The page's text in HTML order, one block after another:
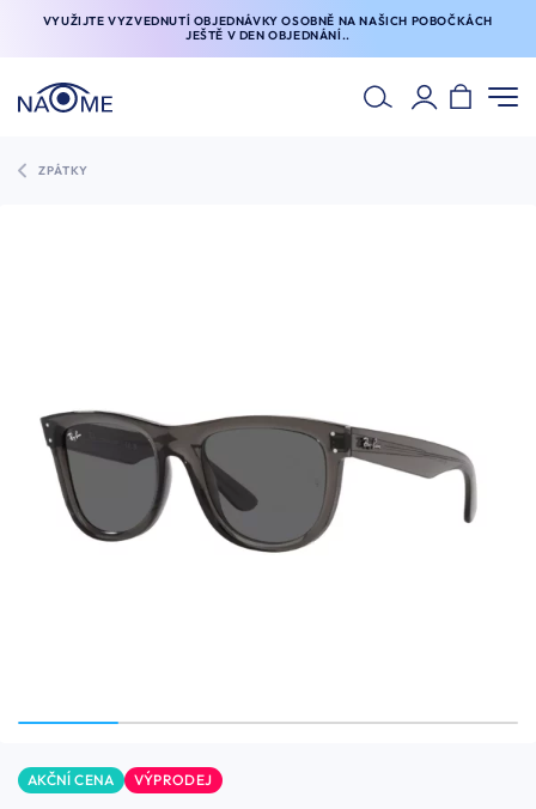
VYUŽIJTE VYZVEDNUTÍ OBJEDNÁVKY OSOBNĚ NA NAŠICH POBOČKÁCH
JEŠTĚ V DEN OBJEDNÁNÍ..
ZPÁTKY
AKČNÍ CENA VÝPRODEJ